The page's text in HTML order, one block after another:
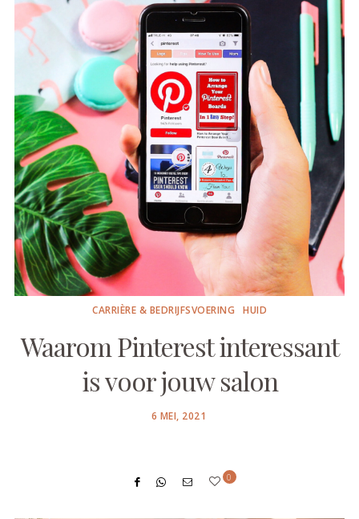
CARRIÈRE & BEDRIJFSVOERING HUID
Waarom Pinterest interessant
is voor jouw salon
POSTED
6 MEI, 2021
0